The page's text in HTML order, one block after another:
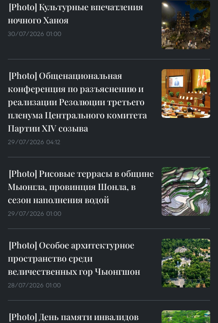
Культурные впечатления
ночного Ханоя
30/07/2026 01:00
Общенациональная
конференция по разъяснению и
реализации Резолюции третьего
пленума Центрального комитета
Партии XIV созыва
29/07/2026 04:12
Рисовые террасы в общине
Мыонгла, провинция Шонла, в
сезон наполнения водой
29/07/2026 01:00
Особое архитектурное
пространство среди
величественных гор Чыонгшон
28/07/2026 01:00
День памяти инвалидов